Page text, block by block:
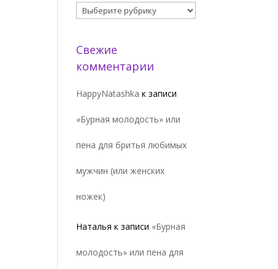
Рубрики
Свежие
комментарии
HappyNatashka к записи
«Бурная молодость» или
пена для бритья любимых
мужчин (или женских
ножек)
Наталья к записи «Бурная
молодость» или пена для